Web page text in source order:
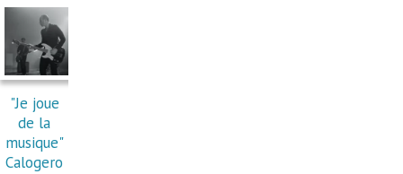
"Je joue
de la
musique"
Calogero